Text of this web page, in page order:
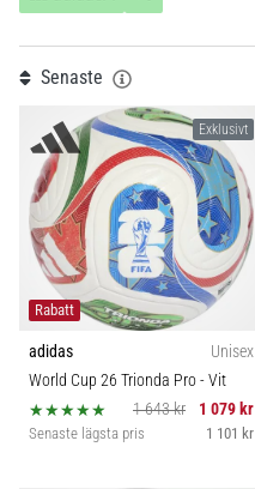
adidas
PUMA.
Var
en
del
av
varje
match,
mål
och…
9. 6. 2025
•
Teamsales
Typ av boll
Kollektion 1
Säsong
Sport
Hållbarhet
Teknologi
Senaste
Exklusivt
Rabatt
adidas
Unisex
World Cup 26 Trionda Pro- Vit
1 643 kr
1 079 kr
Senaste lägsta pris 1 101 kr